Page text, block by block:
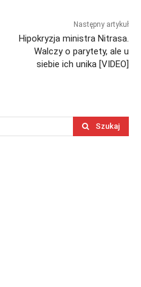
Następny artykuł
Hipokryzja ministra Nitrasa.
Walczy o parytety, ale u
siebie ich unika [VIDEO]
Szukaj